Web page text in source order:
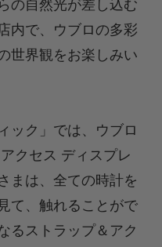
の自然光が差し込む
内で、ウブロの多彩
世界観をお楽しみい
ック」では、ウブロ
クセス ディスプレ
まは、全ての時計を
て、触れることがで
るストラップ＆アク
UNE BOUTIQUE